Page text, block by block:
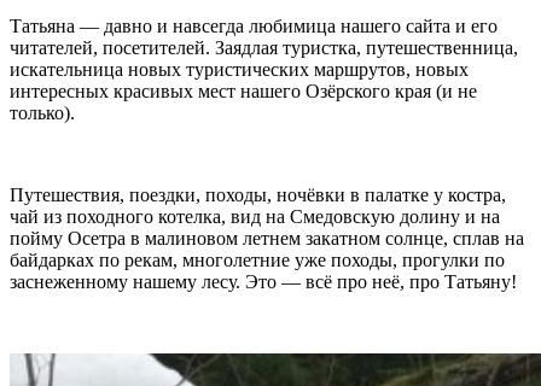
Татьяна — давно и навсегда любимица нашего сайта и его
читателей, посетителей. Заядлая туристка, путешественница,
искательница новых туристических маршрутов, новых
интересных красивых мест нашего Озёрского края (и не
только).
Путешествия, поездки, походы, ночёвки в палатке у костра,
чай из походного котелка, вид на Смедовскую долину и на
пойму Осетра в малиновом летнем закатном солнце, сплав на
байдарках по рекам, многолетние уже походы, прогулки по
заснеженному нашему лесу. Это — всё про неё, про Татьяну!